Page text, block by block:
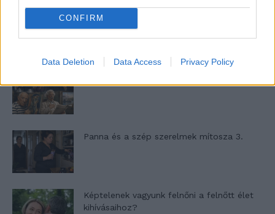
CONFIRM
Data Deletion Data Access Privacy Policy
A világ legismertebb ruhái
Panna és a szép szerelmek mítosza 3.
Képtelenek vagyunk felnőni a felnőtt élet
kihívásaihoz?